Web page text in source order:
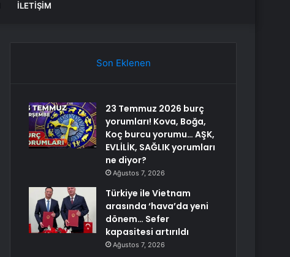
İLETIŞIM
Son Eklenen
23 Temmuz 2026 burç
yorumları! Kova, Boğa,
Koç burcu yorumu… AŞK,
EVLİLİK, SAĞLIK yorumları
ne diyor?
Ağustos 7, 2026
Türkiye ile Vietnam
arasında ‘hava’da yeni
dönem… Sefer
kapasitesi artırıldı
Ağustos 7, 2026